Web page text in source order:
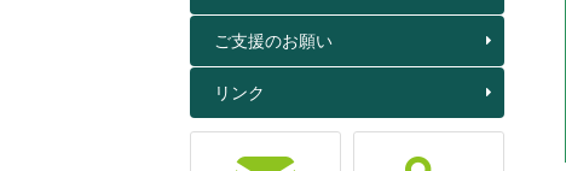
ご支援のお願い
リンク